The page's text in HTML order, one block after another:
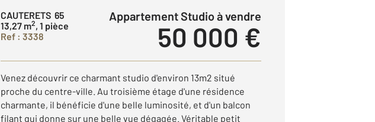
CAUTERETS 65
13,27 m2, 1 pièce
Ref : 3338
Appartement Studio à vendre
50 000 €
Venez découvrir ce charmant studio d'environ 13m2 situé
proche du centre-ville. Au troisième étage d'une résidence
charmante, il bénéficie d'une belle luminosité, et d'un balcon
filant qui donne sur une belle vue dégagée. Véritable petit